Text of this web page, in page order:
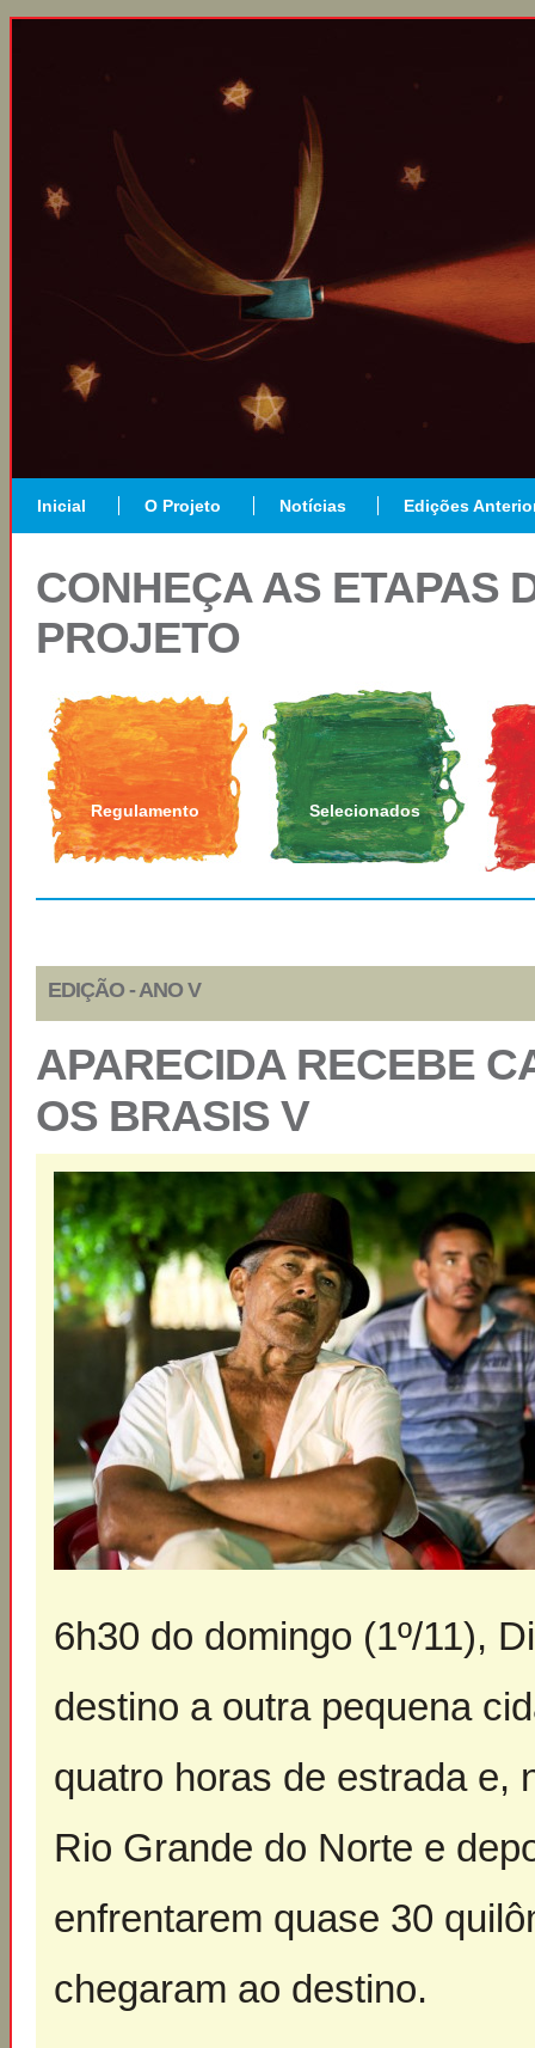
Inicial O Projeto Notícias Edições
CONHEÇA AS ETAPAS
PROJETO
Regulamento Selecionados
EDIÇÃO - ANO V
APARECIDA RECEBE
OS BRASIS V
6h30 do domingo (1º/11),
destino a outra pequena
quatro horas de estrada e,
Rio Grande do Norte e
enfrentarem quase 30
chegaram ao destino.